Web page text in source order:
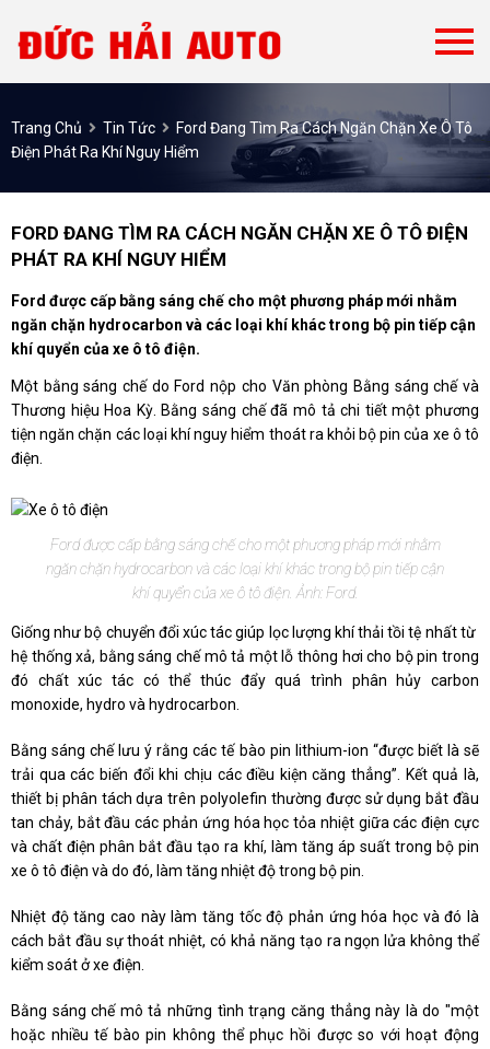
Trang Chủ Tin Tức
Ford Đang Tìm Ra Cách Ngăn Chặn Xe Ô Tô
Điện Phát Ra Khí Nguy Hiểm
FORD ĐANG TÌM RA CÁCH NGĂN CHẶN XE Ô TÔ ĐIỆN
PHÁT RA KHÍ NGUY HIỂM
Ford được cấp bằng sáng chế cho một phương pháp mới nhằm
ngăn chặn hydrocarbon và các loại khí khác trong bộ pin tiếp cận
khí quyển của xe ô tô điện.
Một bằng sáng chế do Ford nộp cho Văn phòng Bằng sáng chế và
Thương hiệu Hoa Kỳ. Bằng sáng chế đã mô tả chi tiết một phương
tiện ngăn chặn các loại khí nguy hiểm thoát ra khỏi bộ pin của xe ô tô
điện.
Ford được cấp bằng sáng chế cho một phương pháp mới nhằm
ngăn chặn hydrocarbon và các loại khí khác trong bộ pin tiếp cận
khí quyển của xe ô tô điện. Ảnh: Ford.
Giống như bộ chuyển đổi xúc tác giúp lọc lượng khí thải tồi tệ nhất từ ​​​​
hệ thống xả, bằng sáng chế mô tả một lỗ thông hơi cho bộ pin trong
đó chất xúc tác có thể thúc đẩy quá trình phân hủy carbon
monoxide, hydro và hydrocarbon.
Bằng sáng chế lưu ý rằng các tế bào pin lithium-ion “được biết là sẽ
trải qua các biến đổi khi chịu các điều kiện căng thẳng”. Kết quả là,
thiết bị phân tách dựa trên polyolefin thường được sử dụng bắt đầu
tan chảy, bắt đầu các phản ứng hóa học tỏa nhiệt giữa các điện cực
và chất điện phân bắt đầu tạo ra khí, làm tăng áp suất trong bộ pin
xe ô tô điện và do đó, làm tăng nhiệt độ trong bộ pin.
Nhiệt độ tăng cao này làm tăng tốc độ phản ứng hóa học và đó là
cách bắt đầu sự thoát nhiệt, có khả năng tạo ra ngọn lửa không thể
kiểm soát ở xe điện.
Bằng sáng chế mô tả những tình trạng căng thẳng này là do "một
hoặc nhiều tế bào pin không thể phục hồi được so với hoạt động